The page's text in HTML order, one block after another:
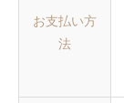
お支払い方
法